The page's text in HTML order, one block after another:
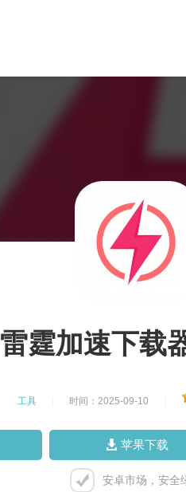
雷霆加速下载
工具 时间：2025-09-10
苹果下载
安卓市场，安全